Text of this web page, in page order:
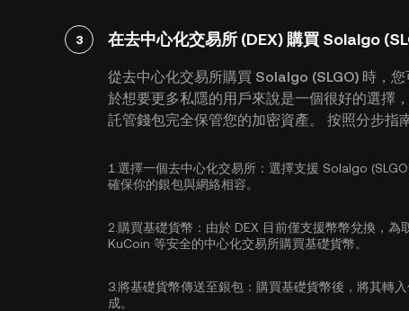
3 在去中心化交易所 (DEX) 購買 Solalgo
從去中心化交易所購買 Solalgo (SLGO) 時，
於想要更多私隱的用戶來說是一個很好的選擇
託管錢包完全保管您的加密資產。 按照分步指
1. 選擇一個去中心化交易所： 選擇支援 Solalgo
確保你的銀包與網絡相容。
2. 購買基礎貨幣： 由於 DEX 目前僅支援幣幣兌換，為
KuCoin 等安全的中心化交易所購買基礎貨幣。
3. 將基礎貨幣傳送至銀包： 購買基礎貨幣後，將其轉
成。